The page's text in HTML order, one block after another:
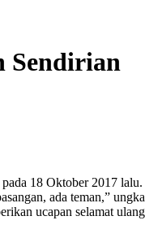
Sendirian
18 Oktober 2017
ada teman,”
ucapan selamat